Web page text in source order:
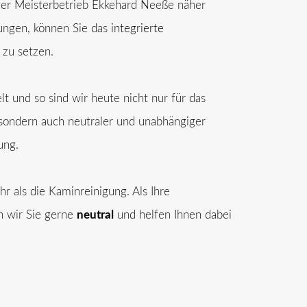
Meisterbetrieb Ekkehard Neeße näher
können Sie das integrierte
setzen.
und so sind wir heute nicht nur für das
auch neutraler und unabhängiger
als die Kaminreinigung. Als Ihre
wir Sie gerne neutral und helfen Ihnen dabei